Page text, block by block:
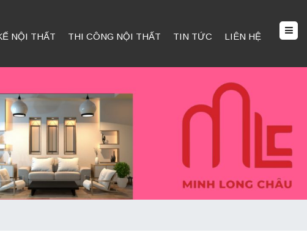
NỘI THẤT THI CÔNG NỘI THẤT TIN TỨC LIÊN HỆ